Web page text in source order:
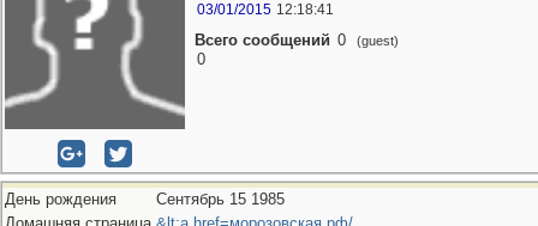
03/01/2015 12:18:41
Всего сообщений 0 (guest)
0
День рождения
Сентябрь 15 1985